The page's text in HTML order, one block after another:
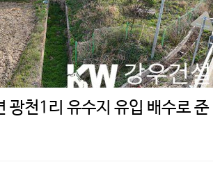
광천1리 유수지 유입 배수로 준